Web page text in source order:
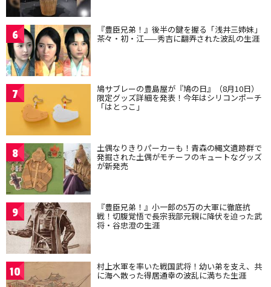
6 『豊臣兄弟！』後半の鍵を握る「浅井三姉妹」
茶々・初・江——秀吉に翻弄された波乱の生涯
7 鳩サブレーの豊島屋が『鳩の日』（8月10日）
限定グッズ詳細を発表！今年はシリコンポーチ
「はとっこ」
8 土偶なりきりパーカーも！青森の縄文遺跡群で
発掘された土偶がモチーフのキュートなグッズ
が新発売
9 『豊臣兄弟！』小一郎の5万の大軍に徹底抗
戦！切腹覚悟で長宗我部元親に降伏を迫った武
将・谷忠澄の生涯
10 村上水軍を率いた戦国武将！幼い弟を支え、共
に海へ散った得居通幸の波乱に満ちた生涯